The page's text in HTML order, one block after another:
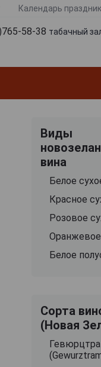
Календарь
58-38 табачный
Виды
вина
Белое
Красное
Розовое
Оранжевое
Белое
Сорта
(Новая